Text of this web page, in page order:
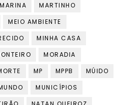
MARINA
MARTINHO
MEIO AMBIENTE
MINHA CASA
MORADIA
MP MPPB
MÚIDO
MUNICÍPIOS